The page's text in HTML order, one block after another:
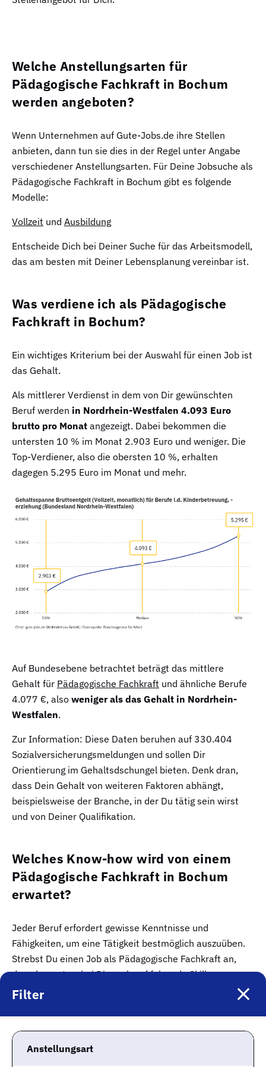
Filter
Anstellungsart
Welche Anstellungsarten für
Pädagogische Fachkraft in Bochum
werden angeboten?
Wenn Unternehmen auf Gute-Jobs.de ihre Stellen
anbieten, dann tun sie dies in der Regel unter Angabe
verschiedener Anstellungsarten. Für Deine Jobsuche als
Pädagogische Fachkraft in Bochum gibt es folgende
Modelle:
Vollzeit und Ausbildung
Entscheide Dich bei Deiner Suche für das Arbeitsmodell,
das am besten mit Deiner Lebensplanung vereinbar ist.
Was verdiene ich als Pädagogische
Fachkraft in Bochum?
Ein wichtiges Kriterium bei der Auswahl für einen Job ist
das Gehalt.
Als mittlerer Verdienst in dem von Dir gewünschten
Beruf werden in Nordrhein-Westfalen 4.093 Euro
brutto pro Monat angezeigt. Dabei bekommen die
untersten 10 % im Monat 2.903 Euro und weniger. Die
Top-Verdiener, also die obersten 10 %, erhalten
dagegen 5.295 Euro im Monat und mehr.
Auf Bundesebene betrachtet beträgt das mittlere
Gehalt für Pädagogische Fachkraft und ähnliche Berufe
4.077 €, also weniger als das Gehalt in Nordrhein-
Westfalen.
Zur Information: Diese Daten beruhen auf 330.404
Sozialversicherungsmeldungen und sollen Dir
Orientierung im Gehaltsdschungel bieten. Denk dran,
dass Dein Gehalt von weiteren Faktoren abhängt,
beispielsweise der Branche, in der Du tätig sein wirst
und von Deiner Qualifikation.
Welches Know-how wird von einem
Pädagogische Fachkraft in Bochum
erwartet?
Jeder Beruf erfordert gewisse Kenntnisse und
Fähigkeiten, um eine Tätigkeit bestmöglich auszuüben.
Strebst Du einen Job als Pädagogische Fachkraft an,
dann kommt es bei Dir auch auf folgende Skills an:
soziale Gerechtigkeit